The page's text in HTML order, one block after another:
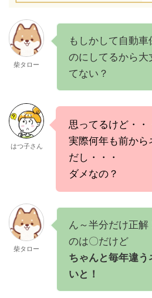
柴タロー
もしかして自動
のにしてるから大
てない？
はつ子さん
思ってるけど・・
実際何年も前か
だし・・・
ダメなの？
柴タロー
ん～半分だけ正解
のは〇だけど
ちゃんと毎年違
いと！